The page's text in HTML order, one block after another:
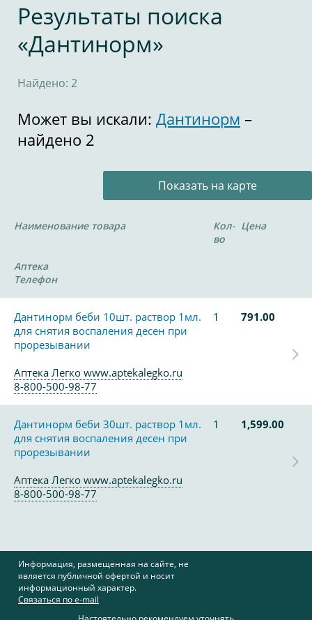
Результаты поиска
«Дантинорм»
Найдено: 2
Может вы искали: Дантинорм –
найдено 2
Показать на карте
Наименование товара
Кол-
во
Цена
Аптека
Телефон
Дантинорм беби 10шт. раствор 1мл.
для снятия воспаления десен при
прорезывании
1 791.00
Аптека Легко www.aptekalegko.ru
8-800-500-98-77
Дантинорм беби 30шт. раствор 1мл.
для снятия воспаления десен при
прорезывании
1 1,599.00
Аптека Легко www.aptekalegko.ru
8-800-500-98-77
Информация, размещенная на сайте, не
является публичной офертой и носит
информационный характер.
Связаться по e-mail